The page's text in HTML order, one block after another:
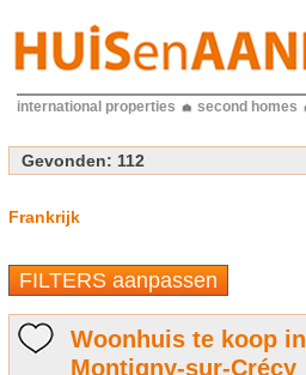
international properties second homes
Gevonden: 112
Frankrijk
FILTERS aanpassen
Woonhuis te koop in
Montigny-sur-Crécy